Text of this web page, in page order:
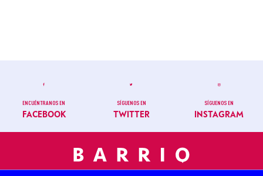
ENCUÉNTRANOS EN
FACEBOOK
SÍGUENOS EN
TWITTER
SÍGUENOS EN
INSTAGRAM